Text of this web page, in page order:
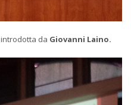
introdotta da Giovanni Laino.